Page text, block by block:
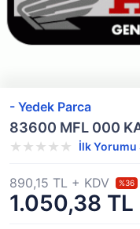
- Yedek Parca
83600 MFL 000
İlk Yorumu
1.050,38 TL
890,15 TL + KDV %36